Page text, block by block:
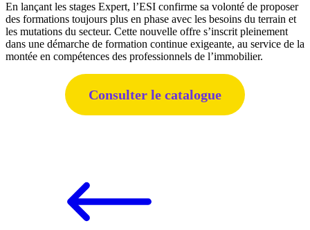
En lançant les stages Expert, l’ESI confirme sa volonté de proposer
des formations toujours plus en phase avec les besoins du terrain et
les mutations du secteur. Cette nouvelle offre s’inscrit pleinement
dans une démarche de formation continue exigeante, au service de la
montée en compétences des professionnels de l’immobilier.
Consulter le catalogue